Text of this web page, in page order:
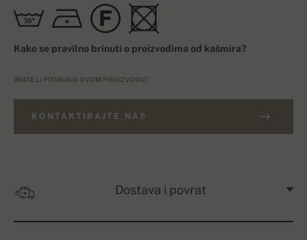
Kako se pravilno brinuti o proizvodima od kašmira?
IMATE LI PITANJA O OVOM PROIZVODU?
KONTAKTIRAJTE NAS
Dostava i povrat